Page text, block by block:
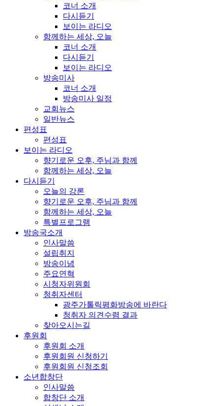
코너 소개
다시듣기
보이는 라디오
함께하는 세상, 오늘
코너 소개
다시듣기
보이는 라디오
방송미사
코너 소개
방송미사 일정
교회뉴스
일반뉴스
편성표
편성표
보이는 라디오
향기로운 오후, 주님과 함께
함께하는 세상, 오늘
다시듣기
오늘의 강론
향기로운 오후, 주님과 함께
함께하는 세상, 오늘
특별프로그램
방송국소개
인사말씀
설립취지
방송이념
주요연혁
시청자위원회
청취자센터
광주가톨릭평화방송에 바란다
청취자 의견수렴 결과
찾아오시는길
후원회
후원회 소개
후원회원 신청하기
후원회원 신청조회
소년합창단
인사말씀
합창단 소개